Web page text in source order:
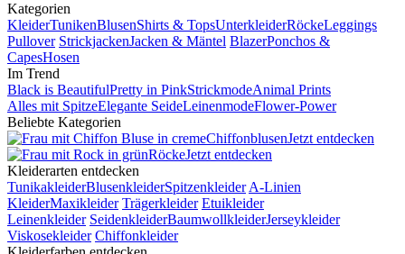
Kategorien
KleiderTunikenBlusenShirts & TopsUnterkleiderRöckeLeggings
Pullover StrickjackenJacken & Mäntel BlazerPonchos &
CapesHosen
Im Trend
Black is BeautifulPretty in PinkStrickmodeAnimal Prints
Alles mit SpitzeElegante SeideLeinenmodeFlower-Power
Beliebte Kategorien
ChiffonblusenJetzt entdecken
RöckeJetzt entdecken
Kleiderarten entdecken
TunikakleiderBlusenkleiderSpitzenkleider A-Linien
KleiderMaxikleider Trägerkleider Etuikleider
Leinenkleider SeidenkleiderBaumwollkleiderJerseykleider
Viskosekleider Chiffonkleider